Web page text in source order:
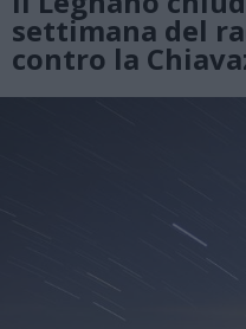
settimana del
contro la